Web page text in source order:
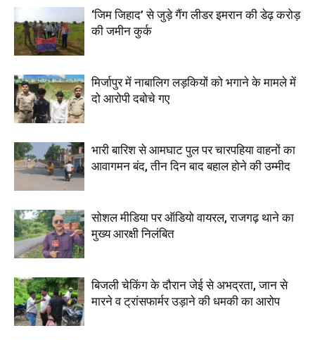
‘जिम जिहाद’ से जुड़े गैंग लीडर इमरान की डेढ़ करोड़
की जमीन कुर्क
मिर्जापुर में नाबालिग लड़कियों को भगाने के मामले में
दो आरोपी दबोचे गए
भारी बारिश से आमघाट पुल पर चारपहिया वाहनों का
आवागमन बंद, तीन दिन बाद बहाल होने की उम्मीद
सोशल मीडिया पर ऑडियो वायरल, राजगढ़ थाने का
मुख्य आरक्षी निलंबित
बिजली चेकिंग के दौरान जेई से अभद्रता, जान से
मारने व ट्रांसफार्मर उड़ाने की धमकी का आरोप